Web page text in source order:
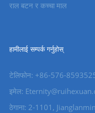
राल बटन र कच्चा माल
हामीलाई सम्पर्क गर्नुहोस्
टेलिफोन: +86-576-
इमेल:
ठेगाना: 2-1101,